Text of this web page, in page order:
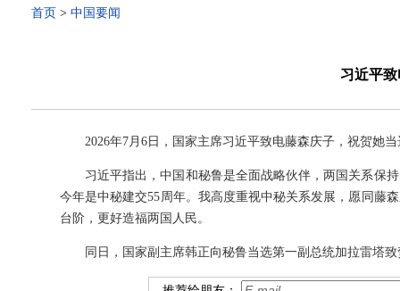
首页 > 中国要闻
习近平
2026年7月6日，国家主席习近平致电藤森庆子，祝贺她
习近平指出，中国和秘鲁是全面战略伙伴，两国关系保
今年是中秘建交55周年。我高度重视中秘关系发展，愿同藤
台阶，更好造福两国人民。
同日，国家副主席韩正向秘鲁当选第一副总统加拉雷塔